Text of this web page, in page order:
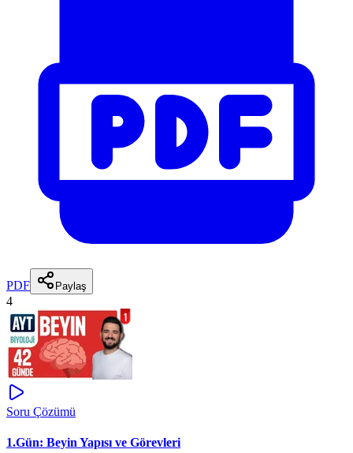
PDF Paylaş
4
Soru Çözümü
1.Gün: Beyin Yapısı ve Görevleri